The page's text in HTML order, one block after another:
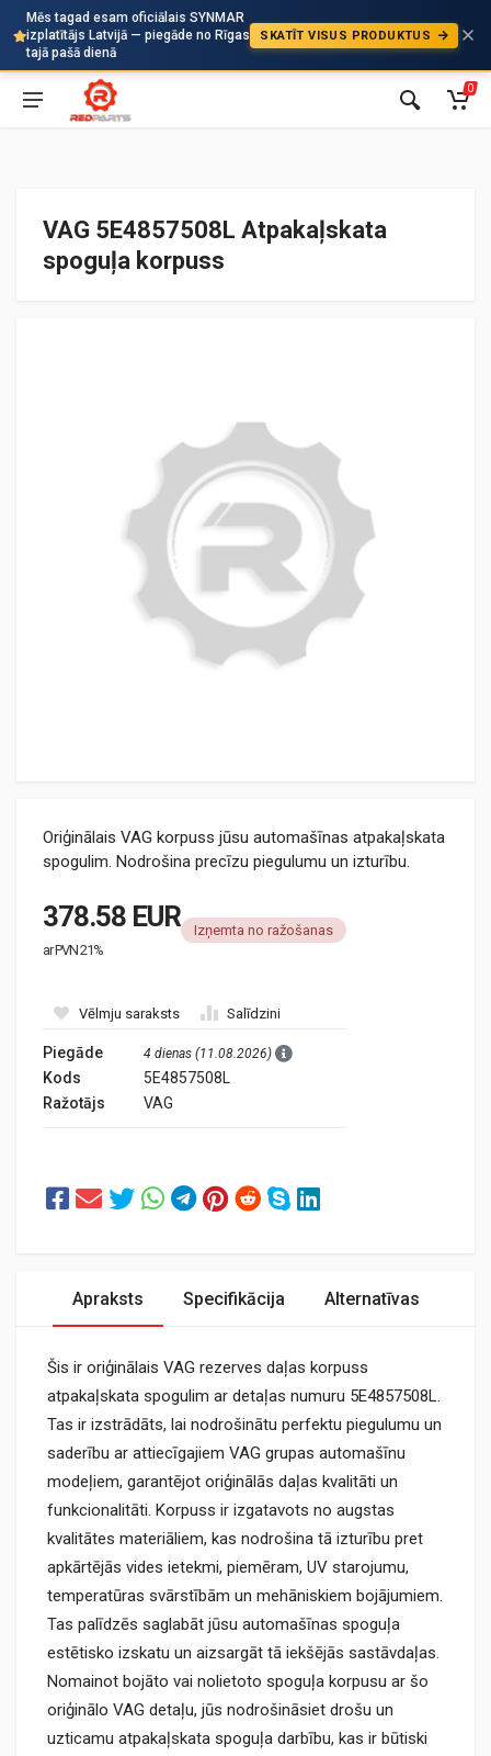
Mēs tagad esam oficiālais SYNMAR
izplatītājs Latvijā — piegāde no Rīgas
tajā pašā dienā
SKATĪT VISUS PRODUKTUS
Auto
0
VAG 5E4857508L Atpakaļskata
spoguļa korpuss
Oriģinālais VAG korpuss jūsu automašīnas atpakaļskata
spogulim. Nodrošina precīzu piegulumu un izturību.
378.58 EUR
ar PVN 21%
Izņemta no ražošanas
Vēlmju saraksts Salīdzini
Piegāde 4 dienas (11.08.2026)
Kods
5E4857508L
Ražotājs
VAG
Apraksts Specifikācija Alternatīvas
Šis ir oriģinālais VAG rezerves daļas korpuss
atpakaļskata spogulim ar detaļas numuru 5E4857508L.
Tas ir izstrādāts, lai nodrošinātu perfektu piegulumu un
saderību ar attiecīgajiem VAG grupas automašīnu
modeļiem, garantējot oriģinālās daļas kvalitāti un
funkcionalitāti. Korpuss ir izgatavots no augstas
kvalitātes materiāliem, kas nodrošina tā izturību pret
apkārtējās vides ietekmi, piemēram, UV starojumu,
temperatūras svārstībām un mehāniskiem bojājumiem.
Tas palīdzēs saglabāt jūsu automašīnas spoguļa
estētisko izskatu un aizsargāt tā iekšējās sastāvdaļas.
Nomainot bojāto vai nolietoto spoguļa korpusu ar šo
oriģinālo VAG detaļu, jūs nodrošināsiet drošu un
uzticamu atpakaļskata spoguļa darbību, kas ir būtiski